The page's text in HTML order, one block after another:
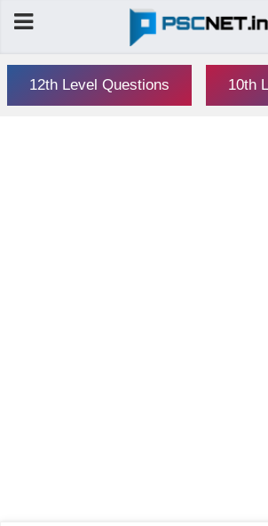
12th Level Questions 10th